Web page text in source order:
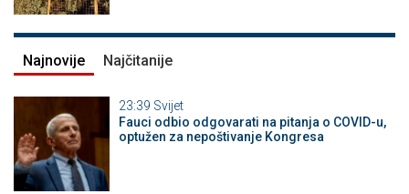
Najnovije Najčitanije
23:39 Svijet
Fauci odbio odgovarati na pitanja o COVID-u,
optužen za nepoštivanje Kongresa